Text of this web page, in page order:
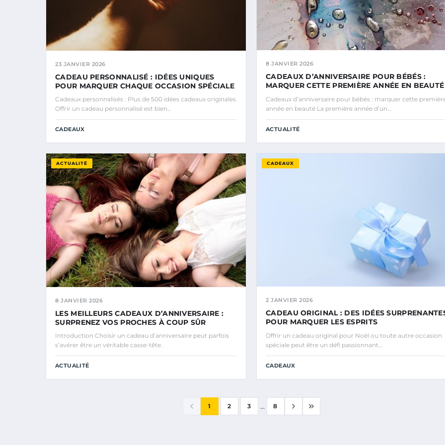
23 JANVIER 2026
CADEAU PERSONNALISÉ : IDÉES UNIQUES
POUR MARQUER CHAQUE OCCASION SPÉCIALE
Cadeaux personnalisés : Plus de 500 idées cadeaux originales
Offrir un cadeau personnalisé est bien…
CADEAUX
8 JANVIER 2026
CADEAUX D’ANNIVERSAIRE POUR BÉBÉS :
MARQUER CETTE PREMIÈRE ANNÉE EN BEAUTÉ
Cadeaux d’anniversaire pour bébés : marquer cette
année en beauté La première année d’un…
ACTUALITÉ
ACTUALITÉ
8 JANVIER 2026
LES MEILLEURS CADEAUX D’ANNIVERSAIRE :
SURPRENEZ VOS PROCHES À COUP SÛR
Introduction Choisir un cadeau d’anniversaire peut parfois
s’avérer être un véritable casse-tête.
ACTUALITÉ
CADEAUX
2 JANVIER 2026
CADEAU ORIGINAL : DES IDÉES
POUR MARQUER LES ESPRITS
Offrir un cadeau original pour Noël ou toute autre occasion
spéciale peut être un défi passionnant…
CADEAUX
1 2 3 ... 8